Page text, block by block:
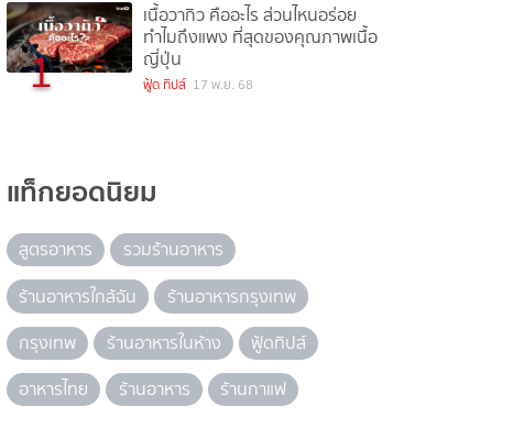
1
เนื้อวากิว คืออะไร ส่วนไหนอร่อย
ทำไมถึงแพง ที่สุดของคุณภาพเนื้อ
ญี่ปุ่น
ฟู้ด ทิปส์ 17 พ.ย. 68
แท็กยอดนิยม
สูตรอาหาร
รวมร้านอาหาร
ร้านอาหารใกล้ฉัน
ร้านอาหารกรุงเทพ
กรุงเทพ
ร้านอาหารในห้าง
ฟู้ดทิปส์
อาหารไทย
ร้านอาหาร ร้านกาแฟ